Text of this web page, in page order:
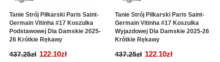
Tanie Strój Piłkarski Paris Saint-
Germain Vitinha #17 Koszulka
Podstawowej Dla Damskie 2025-
26 Krótkie Rękawy
437.25zł 122.10zł
Tanie Strój Piłkarski Paris Saint-
Germain Vitinha #17 Koszulka
Wyjazdowej Dla Damskie 2025-26
Krótkie Rękawy
437.25zł 122.10zł